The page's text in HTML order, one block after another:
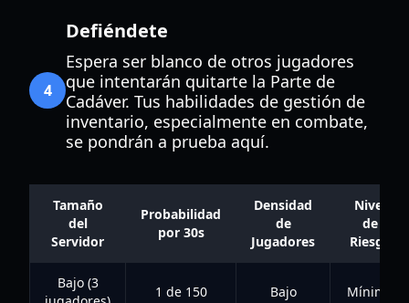
4
Defiéndete
Espera ser blanco de otros jugadores
que intentarán quitarte la Parte de
Cadáver. Tus habilidades de gestión de
inventario, especialmente en combate,
se pondrán a prueba aquí.
Tamaño
del
Servidor
Probabilidad
por 30s
Densidad
de
Jugadores
Nivel
de
Riesgo
Bajo (3
1 de 150 Bajo Mínimo